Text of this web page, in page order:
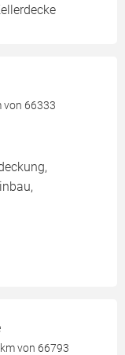
von 66333
von 66793